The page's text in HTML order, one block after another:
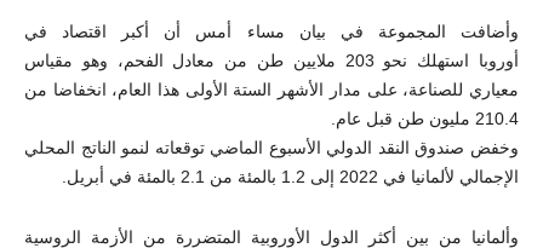
وأضافت المجموعة في بيان مساء أمس أن أكبر اقتصاد في
أوروبا
استهلك نحو 203 ملايين طن من معادل الفحم، وهو مقياس
معياري للصناعة، على مدار الأشهر الستة الأولى هذا العام، انخفاضا من
210.4 مليون طن قبل عام.
وخفض صندوق النقد الدولي الأسبوع الماضي توقعاته لنمو الناتج المحلي
الإجمالي لألمانيا في 2022 إلى 1.2 بالمئة من 2.1 بالمئة في أبريل.
وألمانيا من بين أكثر الدول الأوروبية المتضررة من الأزمة الروسية